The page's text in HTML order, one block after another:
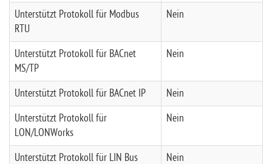
Unterstützt Protokoll für Modbus
RTU
Nein
Unterstützt Protokoll für BACnet
MS/TP
Nein
Unterstützt Protokoll für BACnet IP Nein
Unterstützt Protokoll für
LON/LONWorks
Nein
Unterstützt Protokoll für LIN Bus Nein